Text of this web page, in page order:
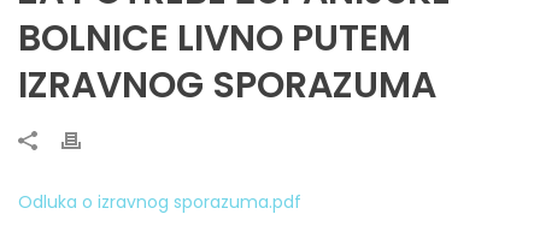
BOLNICE LIVNO PUTEM
IZRAVNOG SPORAZUMA
Odluka o izravnog sporazuma.pdf